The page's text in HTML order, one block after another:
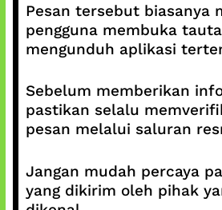
Pesan tersebut biasanya
pengguna membuka
mengunduh aplikasi
Sebelum memberikan
pastikan selalu
pesan melalui saluran
Jangan mudah percaya
yang dikirim oleh pihak